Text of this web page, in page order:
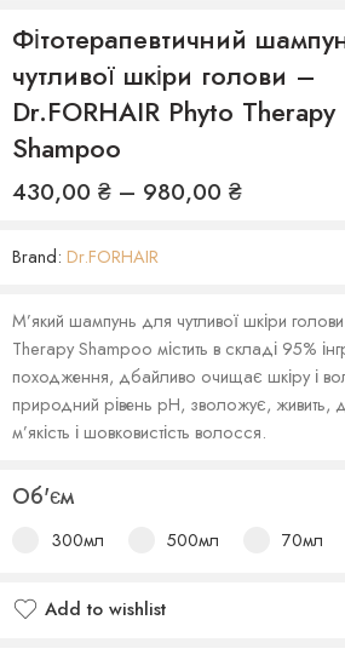
Фітотерапевтичний
чутливої шкіри голови –
Dr.FORHAIR Phyto Therapy
Shampoo
430,00 ₴ – 980,00 ₴
Brand: Dr.FORHAIR
М’який шампунь для чутливої ​​шкіри
Therapy Shampoo містить в складі 95%
походження, дбайливо очищає шкіру і
природний рівень pH, зволожує, живить,
м’якість і шовковистість волосся.
Об'єм
300мл 500мл 70мл
Add to wishlist